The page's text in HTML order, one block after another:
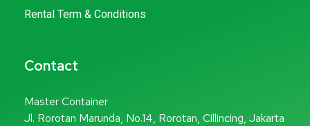
Rental Term & Conditions
Contact
Master Container
Jl. Rorotan Marunda, No.14, Rorotan, Cillincing, Jakarta